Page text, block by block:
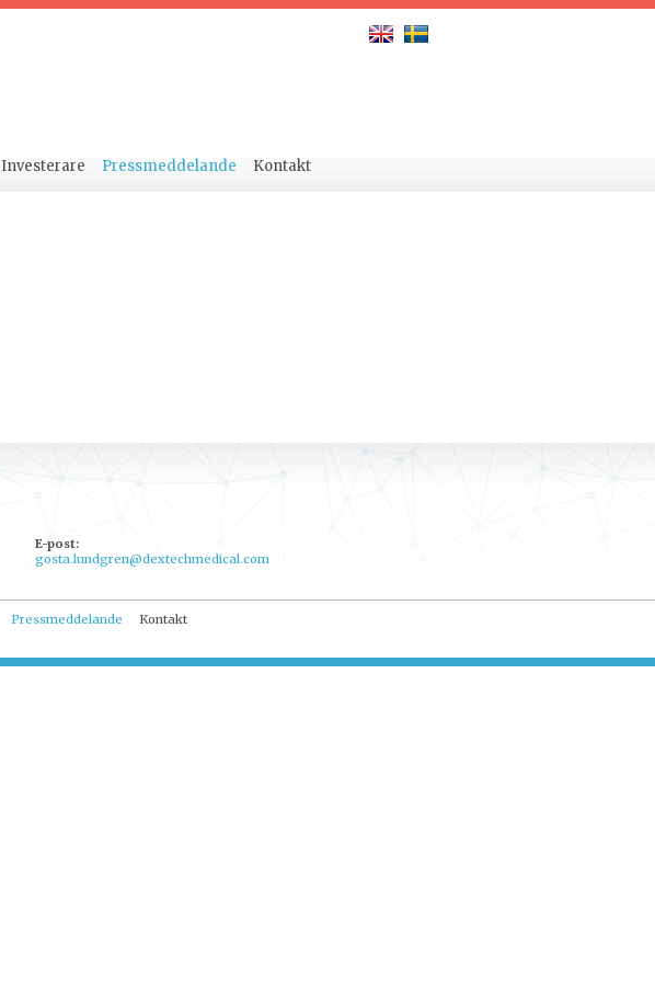
Investerare Pressmeddelande Kontakt
E-post:
gosta.lundgren@dextechmedical.com
Pressmeddelande Kontakt